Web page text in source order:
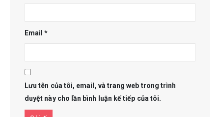
Email*
Lưu tên của tôi, email, và trang web trong trình
duyệt này cho lần bình luận kế tiếp của tôi.